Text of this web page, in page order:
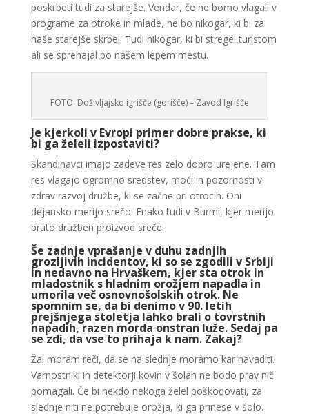
poskrbeti tudi za starejše. Vendar, če ne bomo vlagali v
programe za otroke in mlade, ne bo nikogar, ki bi za
naše starejše skrbel. Tudi nikogar, ki bi stregel turistom
ali se sprehajal po našem lepem mestu.
FOTO: Doživljajsko igrišče (gorišče) – Zavod Igrišče
Je kjerkoli v Evropi primer dobre prakse, ki
bi ga želeli izpostaviti?
Skandinavci imajo zadeve res zelo dobro urejene. Tam
res vlagajo ogromno sredstev, moči in pozornosti v
zdrav razvoj družbe, ki se začne pri otrocih. Oni
dejansko merijo srečo. Enako tudi v Burmi, kjer merijo
bruto družben proizvod sreče.
Še zadnje vprašanje v duhu zadnjih
grozljivih incidentov, ki so se zgodili v Srbiji
in nedavno na Hrvaškem, kjer sta otrok in
mladostnik s hladnim orožjem napadla in
umorila več osnovnošolskih otrok. Ne
spomnim se, da bi denimo v 90. letih
prejšnjega stoletja lahko brali o tovrstnih
napadih, razen morda onstran luže. Sedaj pa
se zdi, da vse to prihaja k nam. Zakaj?
Žal moram reči, da se na slednje moramo kar navaditi.
Varnostniki in detektorji kovin v šolah ne bodo prav nič
pomagali. Če bi nekdo nekoga želel poškodovati, za
slednje niti ne potrebuje orožja, ki ga prinese v šolo.